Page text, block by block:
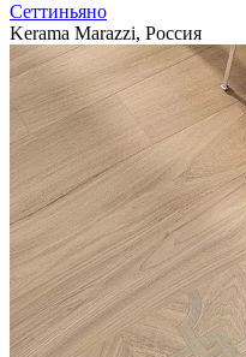
Сеттиньяно
Kerama Marazzi, Россия